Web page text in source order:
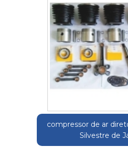
compressor de ar
Silvestre de